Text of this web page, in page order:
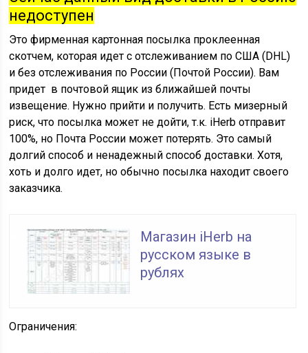
недоступен
Это фирменная картонная посылка проклеенная
скотчем, которая идет с отслеживанием по США (DHL)
и без отслеживания по России (Почтой России). Вам
придет в почтовой ящик из ближайшей почты
извещение. Нужно прийти и получить. Есть мизерный
риск, что посылка может не дойти, т.к. iHerb отправит
100%, но Почта России может потерять. Это самый
долгий способ и ненадежный способ доставки. Хотя,
хоть и долго идет, но обычно посылка находит своего
заказчика.
Магазин iHerb на
русском языке в
рублях
Ограничения: